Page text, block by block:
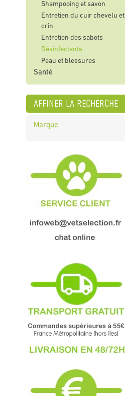
Shampooing et savon
Entretien du cuir chevelu et
crin
Entretien des sabots
Désinfectants
Peau et blessures
Santé
affiner la recherche
Marque